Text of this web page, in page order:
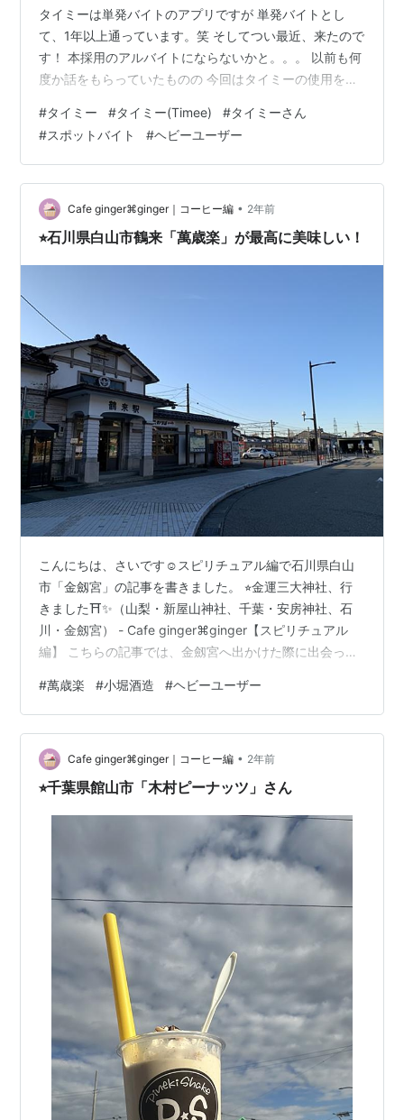
タイミーは単発バイトのアプリですが 単発バイトとし
て、1年以上通っています。笑 そしてつい最近、来たので
す！ 本採用のアルバイトにならないかと。。。 以前も何
度か話をもらっていたものの 今回はタイミーの使用を会
うやつです。 というのも、タイミーに支払う給与以外に
30%をマージンとして払わないといけないらしく… 他に
も、人の管理料やらが必要との噂。 出来ることをやって
いるだけで これを無期限で仕事にしたいとは 考えていな
いので、、、 アルバイトになることを辞退しなければ な
りません。。…
#タイミー #タイミー(Timee) #タイミーさん
#スポットバイト #ヘビーユーザー
Cafe ginger⌘ginger｜コーヒー編 • 2年前
⭐︎石川県白山市鶴来「萬歳楽」が最高に美味しい！
こんにちは、さいです☺️スピリチュアル編で石川県白山
市「金劔宮」の記事を書きました。 ⭐︎金運三大神社、行
きました⛩️✨（山梨・新屋山神社、千葉・安房神社、石
川・金劔宮） - Cafe ginger⌘ginger【スピリチュアル
編】 こちらの記事では、金劔宮へ出かけた際に出会った
（つるぎ）駅です。 空と駅舎が綺麗で✨お気に入りの一
枚です📷 私が伺ったのはコロナ禍前の2019年です。 の
んびり、穏やかに散策できた旅でした✈️ 今年は地震もあ
ったので、気になってこちらの被災状況を追いました。
伺えたのは1度ですが、思い入れのある街です。 ✅「こ
#萬歳楽 #小堀酒造 #ヘビーユーザー
Cafe ginger⌘ginger｜コーヒー編 • 2年前
⭐︎千葉県館山市「木村ピーナッツ」さん